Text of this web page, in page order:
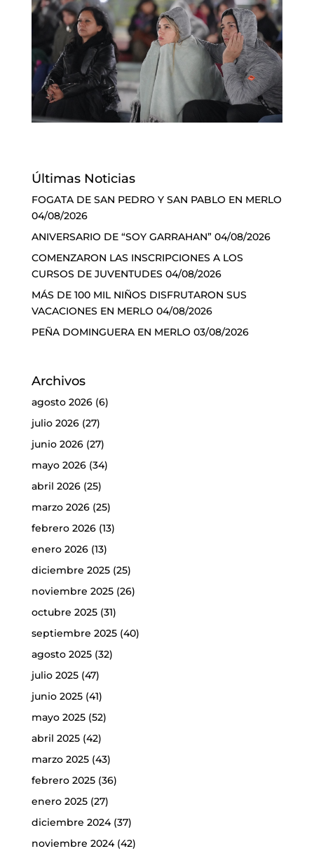
Últimas Noticias
FOGATA DE SAN PEDRO Y SAN PABLO EN MERLO
04/08/2026
ANIVERSARIO DE “SOY GARRAHAN” 04/08/2026
COMENZARON LAS INSCRIPCIONES A LOS
CURSOS DE JUVENTUDES 04/08/2026
MÁS DE 100 MIL NIÑOS DISFRUTARON SUS
VACACIONES EN MERLO 04/08/2026
PEÑA DOMINGUERA EN MERLO 03/08/2026
Archivos
agosto 2026(6)
julio 2026(27)
junio 2026(27)
mayo 2026(34)
abril 2026(25)
marzo 2026(25)
febrero 2026(13)
enero 2026(13)
diciembre 2025(25)
noviembre 2025(26)
octubre 2025(31)
septiembre 2025(40)
agosto 2025(32)
julio 2025(47)
junio 2025(41)
mayo 2025(52)
abril 2025(42)
marzo 2025(43)
febrero 2025(36)
enero 2025(27)
diciembre 2024(37)
noviembre 2024(42)